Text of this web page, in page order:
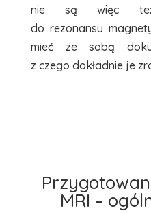
nie są więc też
do rezonansu
mieć ze sobą
z czego dokładnie je
MRI –